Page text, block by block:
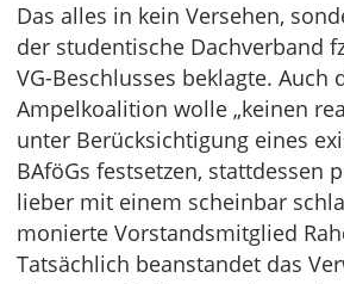
Das alles in kein Versehen,
der studentische Dachverband
VG-Beschlusses beklagte. Auch
Ampelkoalition wolle „keinen
unter Berücksichtigung eines
BAföGs festsetzen, stattdessen
lieber mit einem scheinbar
monierte Vorstandsmitglied
Tatsächlich beanstandet das